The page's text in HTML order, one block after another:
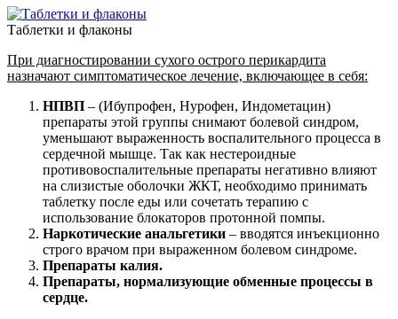
Таблетки и флаконы
При диагностировании сухого острого перикардита
назначают симптоматическое лечение, включающее в себя:
НПВП – (Ибупрофен, Нурофен, Индометацин)
препараты этой группы снимают болевой синдром,
уменьшают выраженность воспалительного процесса в
сердечной мышце. Так как нестероидные
противовоспалительные препараты негативно влияют
на слизистые оболочки ЖКТ, необходимо принимать
таблетку после еды или сочетать терапию с
использование блокаторов протонной помпы.
Наркотические анальгетики – вводятся инъекционно
строго врачом при выраженном болевом синдроме.
Препараты калия.
Препараты, нормализующие обменные процессы в
сердце.